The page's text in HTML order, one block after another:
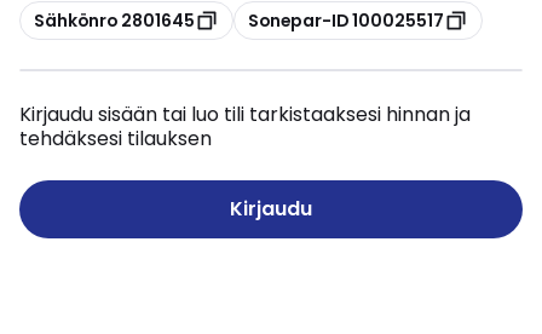
Kopioi
Sähkönro 2801645 Kopioi
Sonepar-ID 100025517
Kirjaudu sisään tai luo tili tarkistaaksesi hinnan ja
tehdäksesi tilauksen
Kirjaudu